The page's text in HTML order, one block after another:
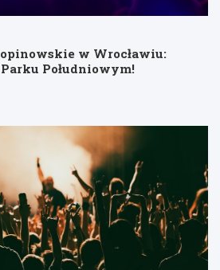
w Wrocławiu:
Południowym!